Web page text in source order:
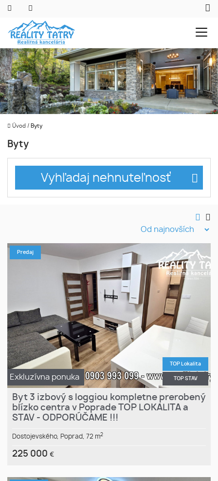
Úvod / Byty
Byty
Vyhľadaj nehnuteľnosť
Exkluzívna ponuka
Predaj
TOP Lokalita
TOP STAV
Byt 3 izbový s loggiou kompletne prerobený
blízko centra v Poprade TOP LOKALITA a
STAV - ODPORÚČAME !!!
Dostojevského, Poprad, 72 m2
225 000 €